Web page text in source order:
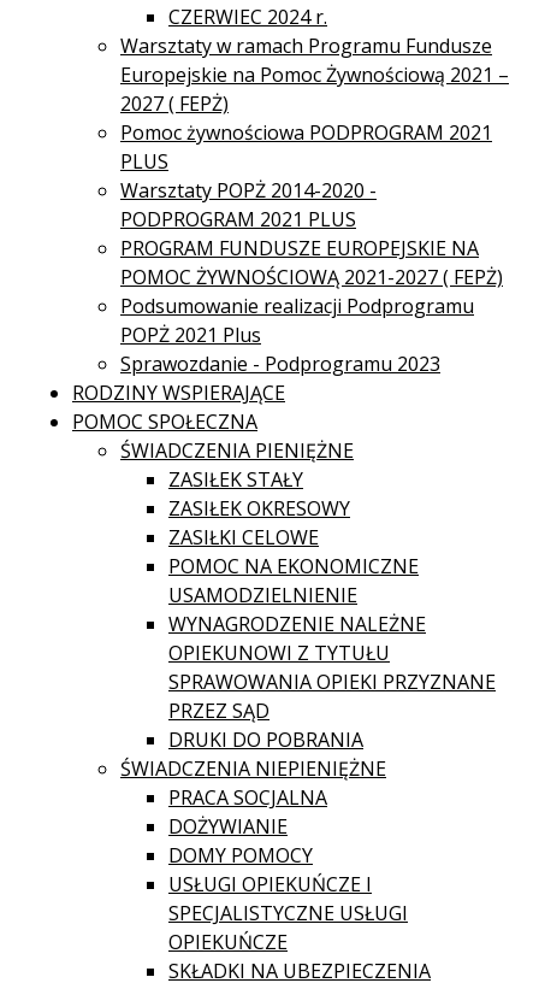
CZERWIEC 2024 r.
Warsztaty w ramach Programu Fundusze
Europejskie na Pomoc Żywnościową 2021 –
2027 ( FEPŻ)
Pomoc żywnościowa PODPROGRAM 2021
PLUS
Warsztaty POPŻ 2014-2020 -
PODPROGRAM 2021 PLUS
PROGRAM FUNDUSZE EUROPEJSKIE NA
POMOC ŻYWNOŚCIOWĄ 2021-2027 ( FEPŻ)
Podsumowanie realizacji Podprogramu
POPŻ 2021 Plus
Sprawozdanie - Podprogramu 2023
RODZINY WSPIERAJĄCE
POMOC SPOŁECZNA
ŚWIADCZENIA PIENIĘŻNE
ZASIŁEK STAŁY
ZASIŁEK OKRESOWY
ZASIŁKI CELOWE
POMOC NA EKONOMICZNE
USAMODZIELNIENIE
WYNAGRODZENIE NALEŻNE
OPIEKUNOWI Z TYTUŁU
SPRAWOWANIA OPIEKI PRZYZNANE
PRZEZ SĄD
DRUKI DO POBRANIA
ŚWIADCZENIA NIEPIENIĘŻNE
PRACA SOCJALNA
DOŻYWIANIE
DOMY POMOCY
USŁUGI OPIEKUŃCZE I
SPECJALISTYCZNE USŁUGI
OPIEKUŃCZE
SKŁADKI NA UBEZPIECZENIA